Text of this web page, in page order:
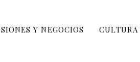
Y NEGOCIOS